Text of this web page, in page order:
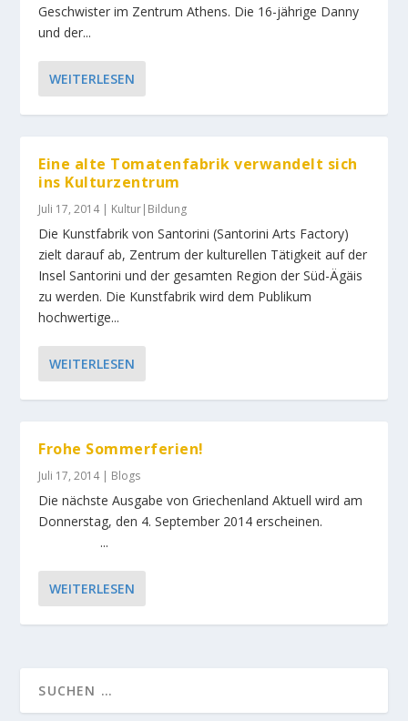
Geschwister im Zentrum Athens. Die 16-jährige Danny
und der...
WEITERLESEN
Eine alte Tomatenfabrik verwandelt sich
ins Kulturzentrum
Juli 17, 2014| Kultur|Bildung
Die Kunstfabrik von Santorini (Santorini Arts Factory)
zielt darauf ab, Zentrum der kulturellen Tätigkeit auf der
Insel Santorini und der gesamten Region der Süd-Ägäis
zu werden. Die Kunstfabrik wird dem Publikum
hochwertige...
WEITERLESEN
Frohe Sommerferien!
Juli 17, 2014| Blogs
Die nächste Ausgabe von Griechenland Aktuell wird am
Donnerstag, den 4. September 2014 erscheinen.
...
WEITERLESEN